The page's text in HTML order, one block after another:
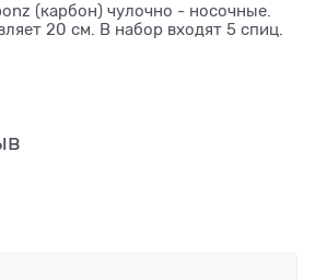
(карбон) чулочно - носочные.
20 см. В набор входят 5 спиц.